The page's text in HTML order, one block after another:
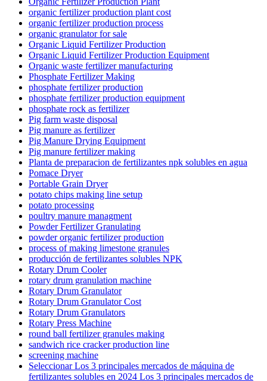
organic fertilizer production plant cost
organic fertilizer production process
organic granulator for sale
Organic Liquid Fertilizer Production
Organic Liquid Fertilizer Production Equipment
Organic waste fertilizer manufacturing
Phosphate Fertilizer Making
phosphate fertilizer production
phosphate fertilizer production equipment
phosphate rock as fertilizer
Pig farm waste disposal
Pig manure as fertilizer
Pig Manure Drying Equipment
Pig manure fertilizer making
Planta de preparacion de fertilizantes npk solubles en agua
Pomace Dryer
Portable Grain Dryer
potato chips making line setup
potato processing
poultry manure managment
Powder Fertilizer Granulating
powder organic fertilizer production
process of making limestone granules
producción de fertilizantes solubles NPK
Rotary Drum Cooler
rotary drum granulation machine
Rotary Drum Granulator
Rotary Drum Granulator Cost
Rotary Drum Granulators
Rotary Press Machine
round ball fertilizer granules making
sandwich rice cracker production line
screening machine
Seleccionar Los 3 principales mercados de máquina de
fertilizantes solubles en 2024 Los 3 principales mercados de